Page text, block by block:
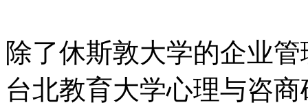
除了休斯敦大学的企业
台北教育大学心理与咨